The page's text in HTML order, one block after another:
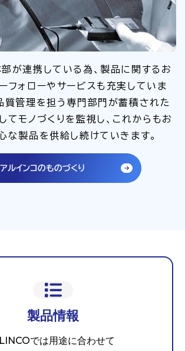
が連携している為、製品に関するお
フォローやサービスも充実していま
質管理を担う専門部門が蓄積された
てモノづくりを監視し、これからもお
な製品を供給し続けていきます。
アルインコのものづくり
製品情報
では用途に合わせて